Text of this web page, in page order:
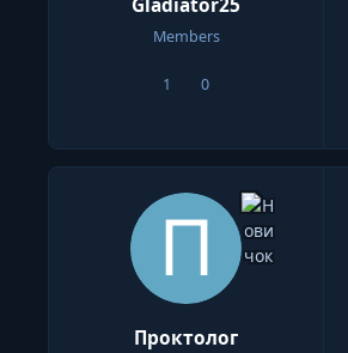
Gladiator25
Members
1сообщения
0Репутация
Проктолог